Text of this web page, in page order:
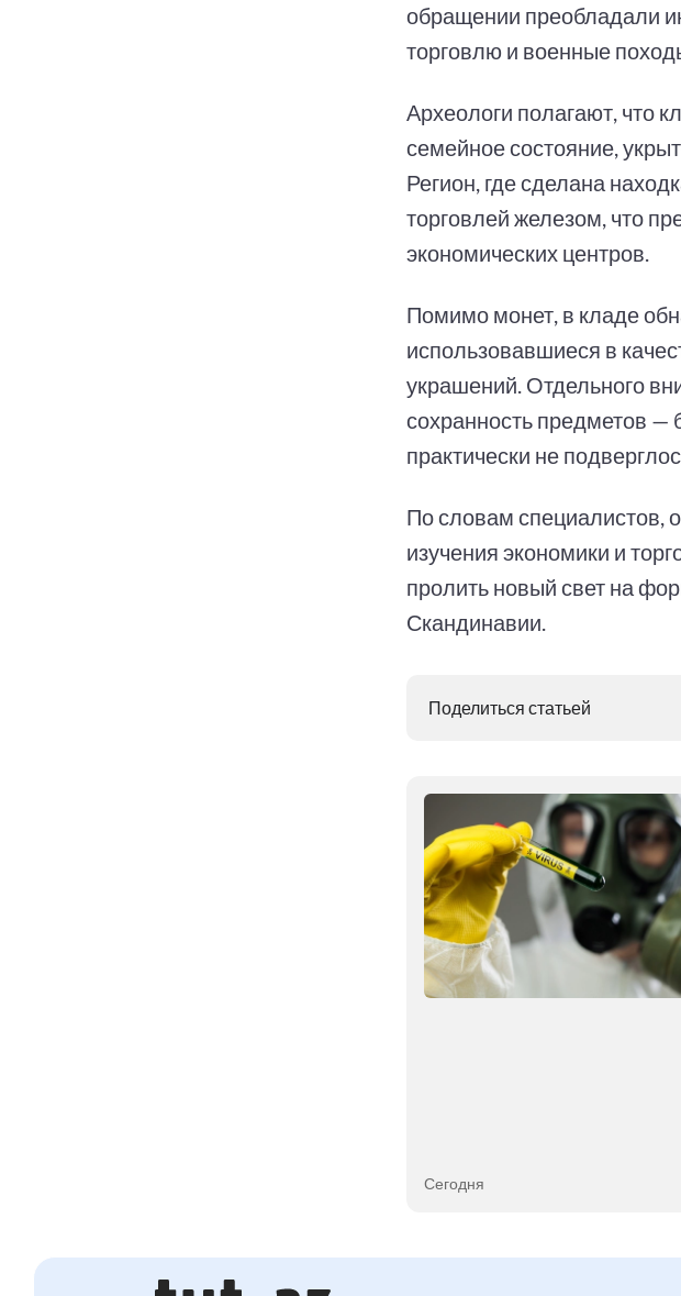
обращении преобладали
торговлю и военные
Археологи полагают, что
семейное состояние,
Регион, где сделана
торговлей железом, что
экономических центров.
Помимо монет, в кладе
использовавшиеся в
украшений. Отдельного
сохранность предметов —
практически не
По словам специалистов,
изучения экономики и
пролить новый свет на
Скандинавии.
Поделиться статьей
Сегодня